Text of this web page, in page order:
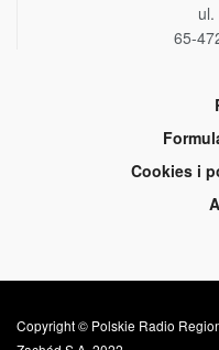
ul.
65-
Cookies i
Copyright © Polskie Radio